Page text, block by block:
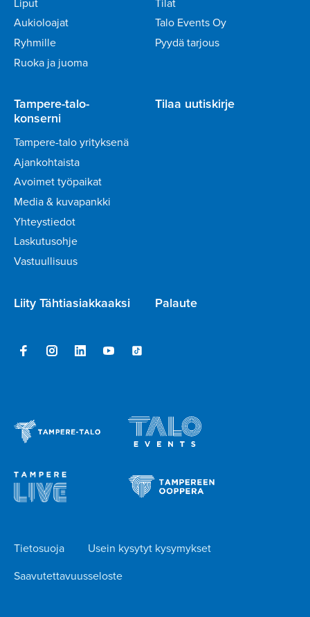
Aukioloajat
Ryhmille
Ruoka ja juoma
Talo Events Oy
Pyydä tarjous
Tampere-talo-
konserni
Tampere-talo yrityksenä
Ajankohtaista
Avoimet työpaikat
Media & kuvapankki
Yhteystiedot
Laskutusohje
Vastuullisuus
Tilaa uutiskirje
Liity Tähtiasiakkaaksi Palaute
Tietosuoja
Usein kysytyt kysymykset
Saavutettavuusseloste